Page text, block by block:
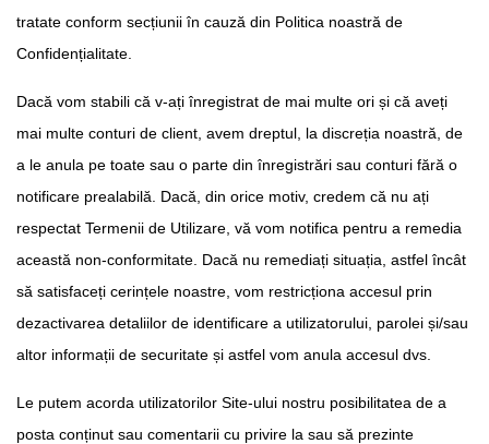
tratate conform secțiunii în cauză din Politica noastră de
Confidențialitate.
Dacă vom stabili că v-ați înregistrat de mai multe ori și că aveți
mai multe conturi de client, avem dreptul, la discreția noastră, de
a le anula pe toate sau o parte din înregistrări sau conturi fără o
notificare prealabilă. Dacă, din orice motiv, credem că nu ați
respectat Termenii de Utilizare, vă vom notifica pentru a remedia
această non-conformitate. Dacă nu remediați situația, astfel încât
să satisfaceți cerințele noastre, vom restricționa accesul prin
dezactivarea detaliilor de identificare a utilizatorului, parolei și/sau
altor informații de securitate și astfel vom anula accesul dvs.
Le putem acorda utilizatorilor Site-ului nostru posibilitatea de a
posta conținut sau comentarii cu privire la sau să prezinte